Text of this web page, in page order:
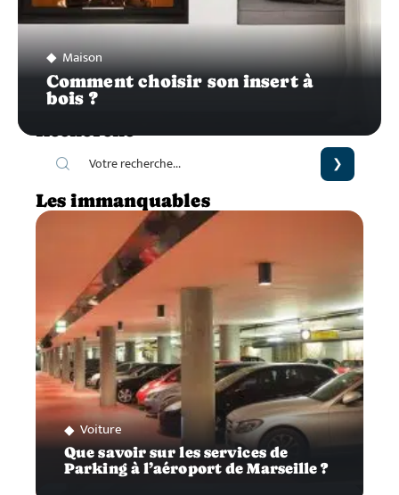
Maison
Comment choisir son insert à
bois ?
Recherche
Les immanquables
Voiture
Que savoir sur les services de
Parking à l’aéroport de Marseille ?